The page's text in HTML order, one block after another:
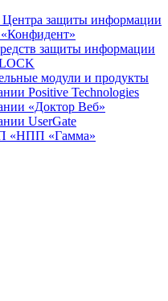
защиты информации
защиты информации
модули и продукты
Positive Technologies
«Доктор Веб»
UserGate
«НПП «Гамма»